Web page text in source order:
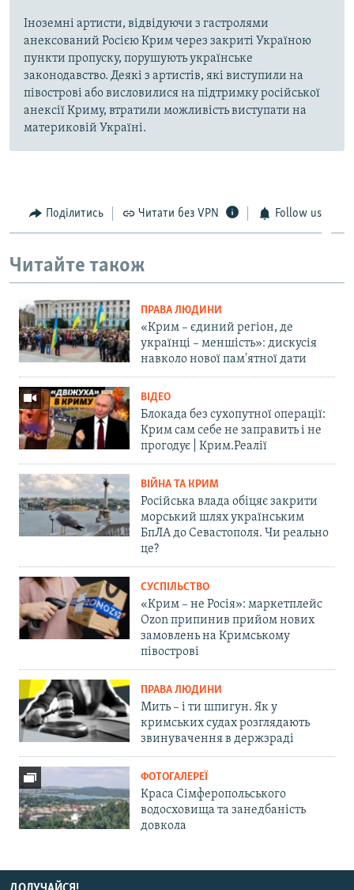
Іноземні артисти, відвідуючи з гастролями
анексований Росією Крим через закриті Україною
пункти пропуску, порушують українське
законодавство. Деякі з артистів, які виступили на
півострові або висловилися на підтримку російської
анексії Криму, втратили можливість виступати на
материковій Україні.
Поділитись Читати без VPN Follow us
Читайте також
ПРАВА ЛЮДИНИ
«Крим – єдиний регіон, де
українці – меншість»: дискусія
навколо нової пам'ятної дати
ВІДЕО
Блокада без сухопутної операції:
Крим сам себе не заправить і не
прогодує | Крим.Реалії
ВІЙНА ТА КРИМ
Російська влада обіцяє закрити
морський шлях українським
БпЛА до Севастополя. Чи реально
це?
СУСПІЛЬСТВО
«Крим – не Росія»: маркетплейс
Ozon припинив прийом нових
замовлень на Кримському
півострові
ПРАВА ЛЮДИНИ
Мить – і ти шпигун. Як у
кримських судах розглядають
звинувачення в держзраді
ФОТОГАЛЕРЕЇ
Краса Сімферопольського
водосховища та занедбаність
довкола